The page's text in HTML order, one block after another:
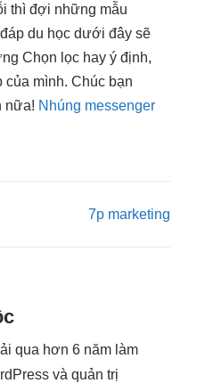
thì đợi những mẫu
du học dưới đây sẽ
Chọn lọc hay ý định,
của mình. Chúc bạn
nữa! Nhúng messenger
7p marketing
qua hơn 6 năm làm
và quản trị